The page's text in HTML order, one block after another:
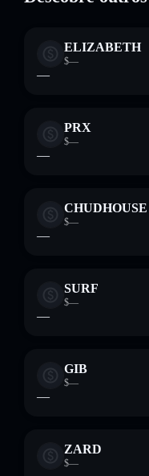
ELIZABETH
$—
—
PRX
$—
—
CHUDHOUSE
$—
—
SURF
$—
—
GIB
$—
—
ZARD
$—